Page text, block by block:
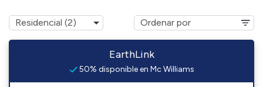
EarthLink
50% disponible en Mc Williams